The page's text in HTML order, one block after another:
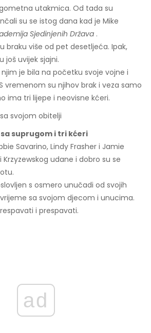
utakmica. Od tada su
su se istog dana kad je Mike
Sjedinjenih Država .
braku više od pet desetljeća. Ipak,
još uvijek sjajni.
je bila na početku svoje vojne i
vremenom su njihov brak i veza samo
ima tri lijepe i neovisne kćeri.
suprugom i tri kćeri
Savarino, Lindy Frasher i Jamie
Krzyzewskog udane i dobro su se
s osmero unučadi od svojih
sa svojom djecom i unucima.
i prespavati.
ad